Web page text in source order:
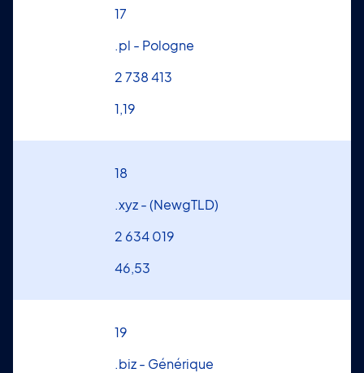
17
.pl - Pologne
2 738 413
1,19
18
.xyz - (NewgTLD)
2 634 019
46,53
19
.biz - Générique